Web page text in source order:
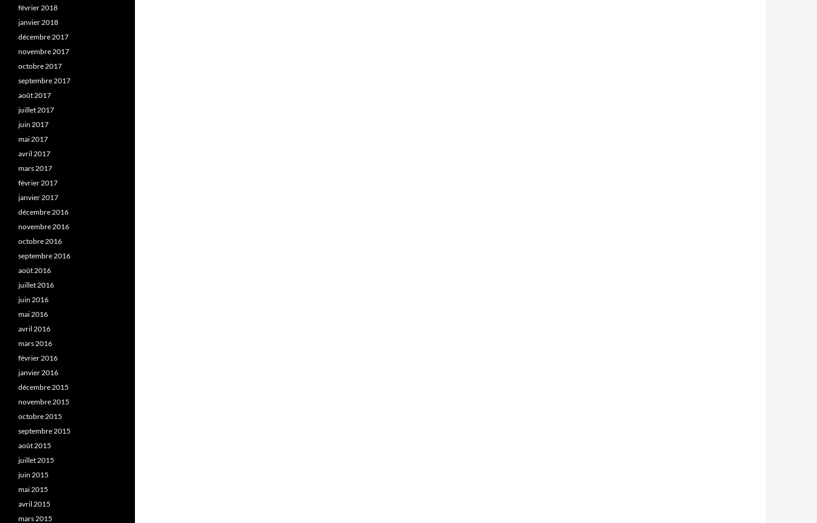
février 2018
janvier 2018
décembre 2017
novembre 2017
octobre 2017
septembre 2017
août 2017
juillet 2017
juin 2017
mai 2017
avril 2017
mars 2017
février 2017
janvier 2017
décembre 2016
novembre 2016
octobre 2016
septembre 2016
août 2016
juillet 2016
juin 2016
mai 2016
avril 2016
mars 2016
février 2016
janvier 2016
décembre 2015
novembre 2015
octobre 2015
septembre 2015
août 2015
juillet 2015
juin 2015
mai 2015
avril 2015
mars 2015